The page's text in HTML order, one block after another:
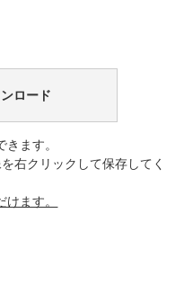
ロード
ます。
右クリックして保存してく
ます。